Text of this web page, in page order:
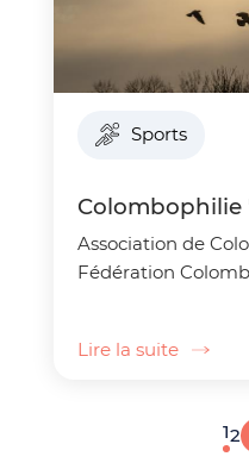
Sports
Colombophilie
Association de
Fédération
Lire la suite
12